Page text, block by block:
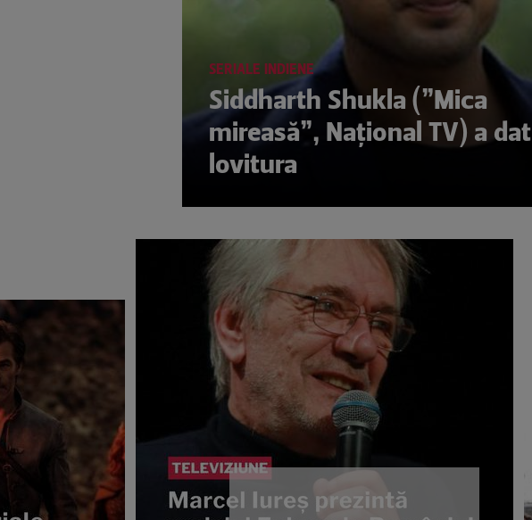
SERIALE INDIENE
Siddharth Shukla (”Mica
mireasă”, Național TV) a dat
lovitura